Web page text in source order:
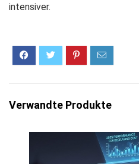
intensiver.
Verwandte Produkte